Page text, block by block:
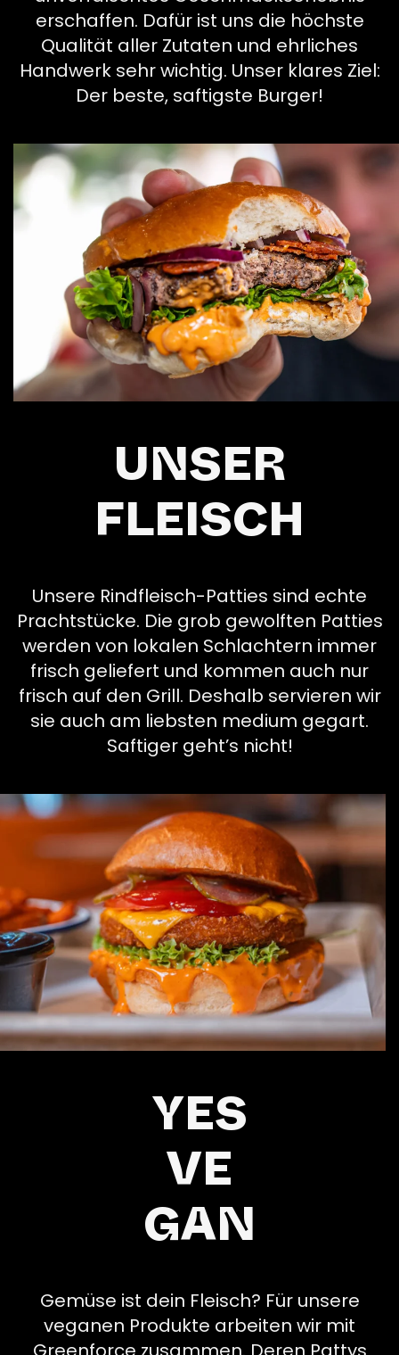
erschaffen. Dafür ist uns die höchste
Qualität aller Zutaten und ehrliches
Handwerk sehr wichtig. Unser klares Ziel:
Der beste, saftigste Burger!
UNSER
FLEISCH
Unsere Rindfleisch-Patties sind echte
Prachtstücke. Die grob gewolften Patties
werden von lokalen Schlachtern immer
frisch geliefert und kommen auch nur
frisch auf den Grill. Deshalb servieren wir
sie auch am liebsten medium gegart.
Saftiger geht’s nicht!
YES
VE
GAN
Gemüse ist dein Fleisch? Für unsere
veganen Produkte arbeiten wir mit